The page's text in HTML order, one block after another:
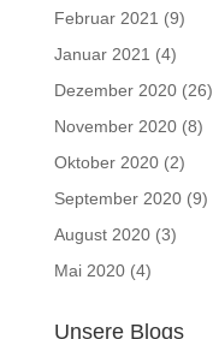
Februar 2021 (9)
Januar 2021 (4)
Dezember 2020(26)
November 2020(8)
Oktober 2020(2)
September 2020(9)
August 2020(3)
Mai 2020(4)
Unsere Blogs